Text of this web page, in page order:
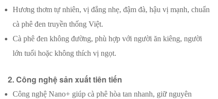
Hương thơm tự nhiên, vị đắng nhẹ, đậm đà, hậu vị mạnh, chuẩn
cà phê đen truyền thống Việt.
Cà phê đen không đường, phù hợp với người ăn kiêng, người
lớn tuổi hoặc không thích vị ngọt.
2. Công nghệ sản xuất tiên tiến
Công nghệ Nano+ giúp cà phê hòa tan nhanh, giữ nguyên